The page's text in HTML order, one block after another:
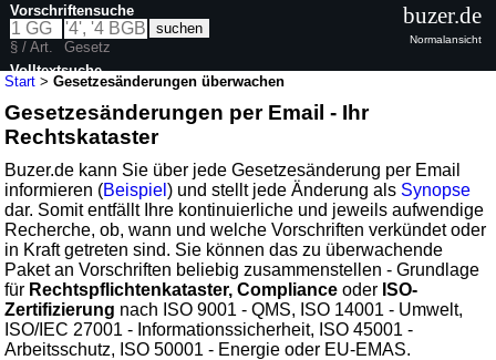
Start >Gesetzesänderungen überwachen
Gesetzesänderungen per Email - Ihr
Rechtskataster
Buzer.de kann Sie über jede Gesetzesänderung per Email
informieren (Beispiel) und stellt jede Änderung als Synopse
dar. Somit entfällt Ihre kontinuierliche und jeweils aufwendige
Recherche, ob, wann und welche Vorschriften verkündet oder
in Kraft getreten sind. Sie können das zu überwachende
Paket an Vorschriften beliebig zusammenstellen - Grundlage
für Rechtspflichtenkataster, Compliance oder ISO-
Zertifizierung nach ISO 9001 - QMS, ISO 14001 - Umwelt,
ISO/IEC 27001 - Informationssicherheit, ISO 45001 -
Arbeitsschutz, ISO 50001 - Energie oder EU-EMAS.
Vorschriftensuche
§ / Art.
Gesetz
Volltextsuche
buzer.de
Normalansicht